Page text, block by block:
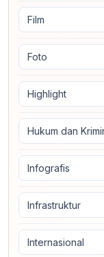
Film
Foto
Highlight
Hukum dan
Infografis
Infrastruktur
Internasional